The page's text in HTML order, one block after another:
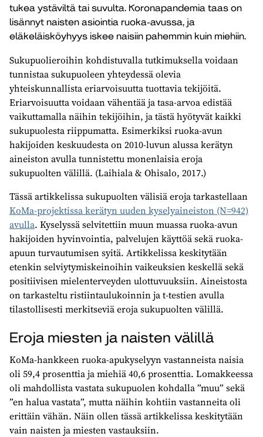
tukea ystäviltä tai suvulta. Koronapandemia taas on
lisännyt naisten asiointia ruoka-avussa, ja
eläkeläisköyhyys iskee naisiin pahemmin kuin miehiin.
Sukupuolieroihin kohdistuvalla tutkimuksella voidaan
tunnistaa sukupuoleen yhteydessä olevia
yhteiskunnallista eriarvoisuutta tuottavia tekijöitä.
Eriarvoisuutta voidaan vähentää ja tasa-arvoa edistää
vaikuttamalla näihin tekijöihin, ja tästä hyötyvät kaikki
sukupuolesta riippumatta. Esimerkiksi ruoka-avun
hakijoiden keskuudesta on 2010-luvun alussa kerätyn
aineiston avulla tunnistettu monenlaisia eroja
sukupuolten välillä. (Laihiala & Ohisalo, 2017.)
Tässä artikkelissa sukupuolten välisiä eroja tarkastellaan
KoMa-projektissa kerätyn uuden kyselyaineiston (N=942)
avulla. Kyselyssä selvitettiin muun muassa ruoka-avun
hakijoiden hyvinvointia, palvelujen käyttöä sekä ruoka-
apuun turvautumisen syitä. Artikkelissa keskitytään
etenkin selviytymiskeinoihin vaikeuksien keskellä sekä
positiivisen mielenterveyden ulottuvuuksiin. Aineistosta
on tarkasteltu ristiintaulukoinnin ja t-testien avulla
tilastollisesti merkitseviä eroja sukupuolten välillä.
Eroja miesten ja naisten välillä
KoMa-hankkeen ruoka-apukyselyyn vastanneista naisia
oli 59,4 prosenttia ja miehiä 40,6 prosenttia. Lomakkeessa
oli mahdollista vastata sukupuolen kohdalla ”muu” sekä
”en halua vastata”, mutta näihin kohtiin vastanneita oli
erittäin vähän. Näin ollen tässä artikkelissa keskitytään
vain naisten ja miesten vastauksiin.